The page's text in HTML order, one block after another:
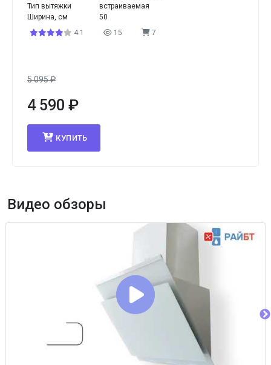
Тип вытяжки
встраиваемая
Ширина, см
50
4.1
15 7
5 095₽
4 590 ₽
КУПИТЬ
Видео обзоры